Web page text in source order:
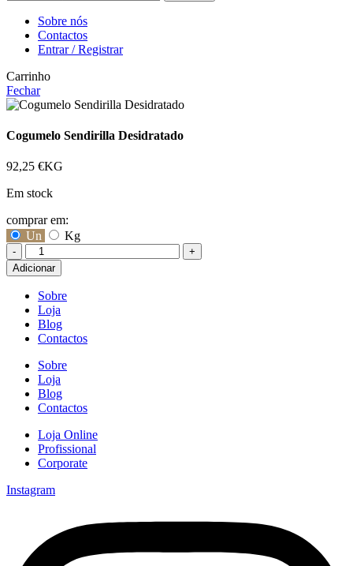
Sobre nós
Contactos
Entrar / Registrar
Carrinho
Fechar
Cogumelo Sendirilla Desidratado
92,25 €KG
Em stock
comprar em:
Un
Kg
- +
Quantidade
de
Cogumelo
Sendirilla
Desidratado
Adicionar
Sobre
Loja
Blog
Contactos
Sobre
Loja
Blog
Contactos
Loja Online
Profissional
Corporate
Instagram